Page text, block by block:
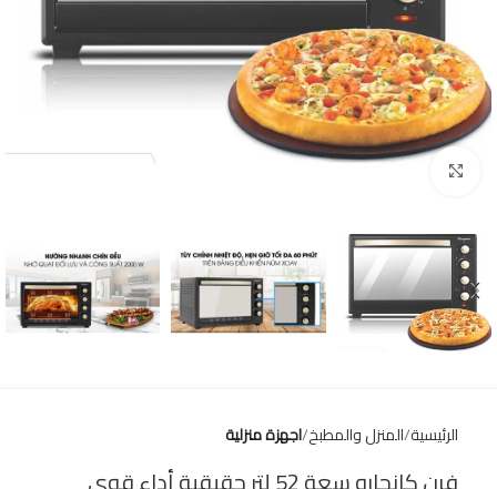
Click to enlarge
الرئيسية المنزل والمطبخ اجهزة منزلية